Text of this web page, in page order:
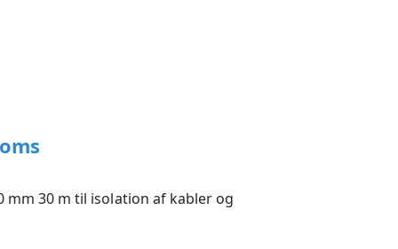
mm 30 m til isolation af kabler og